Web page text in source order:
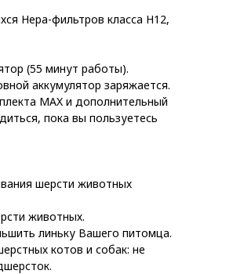
Hepa-фильтров класса H12,
(55 минут работы).
аккумулятор заряжается.
MAX и дополнительный
пока вы пользуетесь
шерсти животных
животных.
линьку Вашего питомца.
котов и собак: не